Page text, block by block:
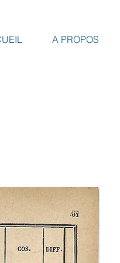
A PROPOS